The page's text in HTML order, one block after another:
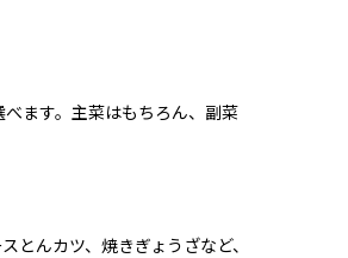
ます。主菜はもちろん、副菜
んカツ、焼きぎょうざなど、